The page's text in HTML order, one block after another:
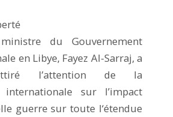
du Gouvernement
en Libye, Fayez Al-Sarraj, a
l’attention de la
internationale sur l’impact
guerre sur toute l‘étendue